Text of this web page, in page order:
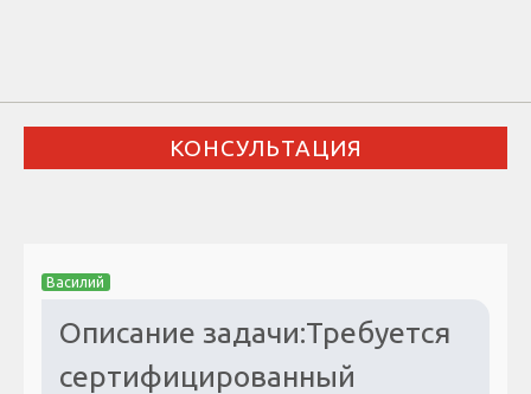
КОНСУЛЬТАЦИЯ
Василий
Описание задачи:Требуется
сертифицированный